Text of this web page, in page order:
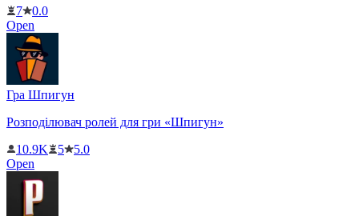
7
0.0
Open
Гра Шпигун
Розподілювач ролей для гри «Шпигун»
10.9K
5
5.0
Open